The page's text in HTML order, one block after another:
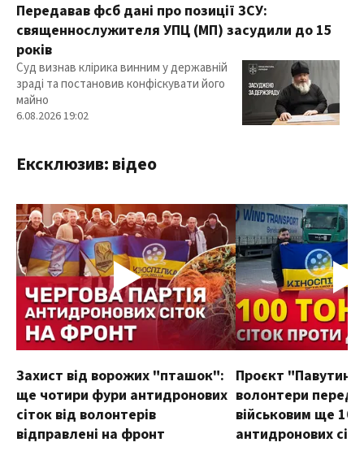
Передавав фсб дані про позиції ЗСУ:
священнослужителя УПЦ (МП) засудили до 15
років
Суд визнав клірика винним у державній
зраді та постановив конфіскувати його
майно
6.08.2026 19:02
Ексклюзив: відео
Захист від ворожих "пташок":
ще чотири фури антидронових
сіток від волонтерів
відправлені на фронт
Проєкт
волонтери
військовим ще
антидронових